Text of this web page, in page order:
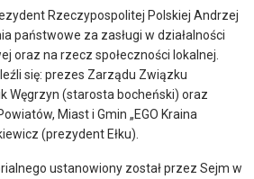
Rzeczypospolitej Polskiej Andrzej
państwowe za zasługi w działalności
oraz na rzecz społeczności lokalnej.
się: prezes Zarządu Związku
Węgrzyn (starosta bocheński) oraz
Miast i Gmin „EGO Kraina
(prezydent Ełku).
ustanowiony został przez Sejm w